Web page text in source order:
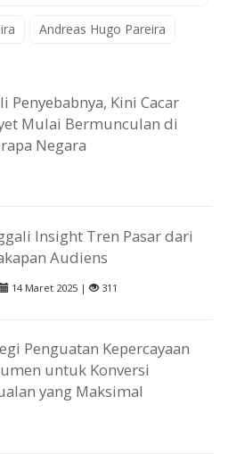
Andreas Hugo Pareira
Penyebabnya, Kini Cacar
Mulai Bermunculan di
Negara
Insight Tren Pasar dari
Audiens
14 Maret 2025 | 311
Penguatan Kepercayaan
untuk Konversi
yang Maksimal